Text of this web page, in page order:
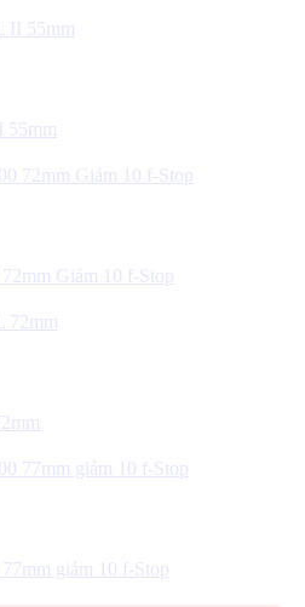
55mm
Giảm 10 f-Stop
giảm 10 f-Stop